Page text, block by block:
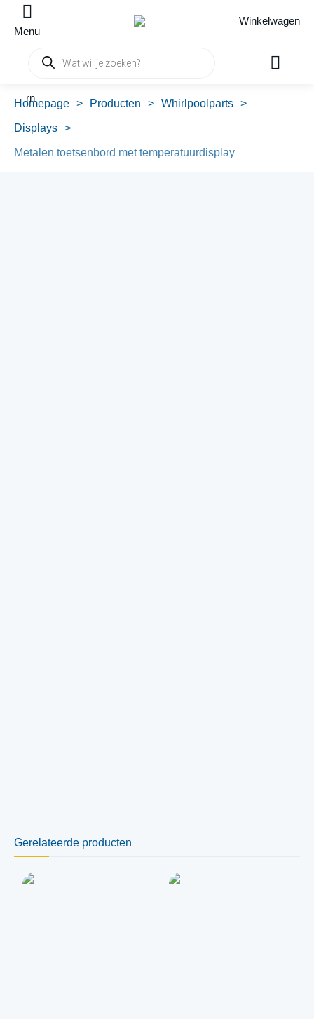
Menu
Winkelwagen
Producten
zoeken
rn
Homepage > Producten > Whirlpoolparts >
Displays >
Metalen toetsenbord met temperatuurdisplay
Gerelateerde producten